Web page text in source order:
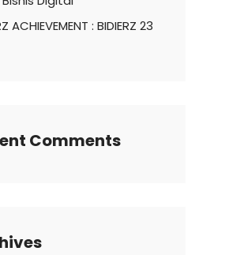
ACHIEVEMENT : BIDIERZ 23
Comments